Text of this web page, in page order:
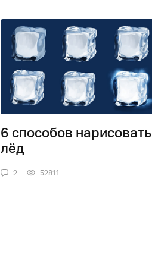
6 способов нарисовать
лёд
2 52811